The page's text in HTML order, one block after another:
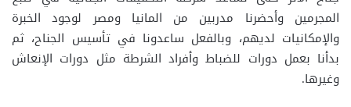
المجرمين وأحضرنا مدربين من المانيا ومصر لوجود الخبرة
والإمكانيات لديهم، وبالفعل ساعدونا في تأسيس الجناح، ثم
بدأنا بعمل دورات للضباط وأفراد الشرطة مثل دورات الإنعاش
وغيرها.